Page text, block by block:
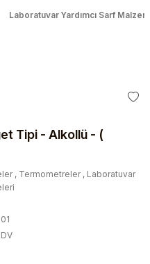
Laboratuvar Yardımcı Sarf
Tipi - Alkollü - (
, Termometreler , Laboratuvar